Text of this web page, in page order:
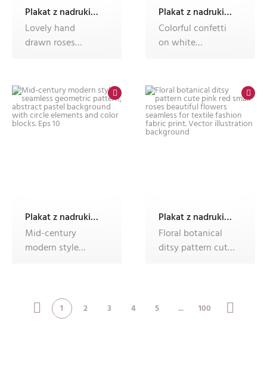
Plakat z nadrukiem Dec'n'Roll
Lovely hand
drawn roses
Plakat z nadrukiem Dec'n'Roll
Colorful confetti
on white
vec
Plakat z nadrukiem Dec'n'Roll
Mid-century
modern style
Plakat z nadrukiem Dec'n'Roll
Floral botanical
ditsy pattern cute
1 2 3 4 5 ... 100